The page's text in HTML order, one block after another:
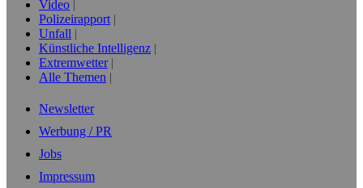
Video
Polizeirapport
Unfall
Künstliche Intelligenz
Extremwetter
Alle Themen
Newsletter
Werbung / PR
Jobs
Impressum